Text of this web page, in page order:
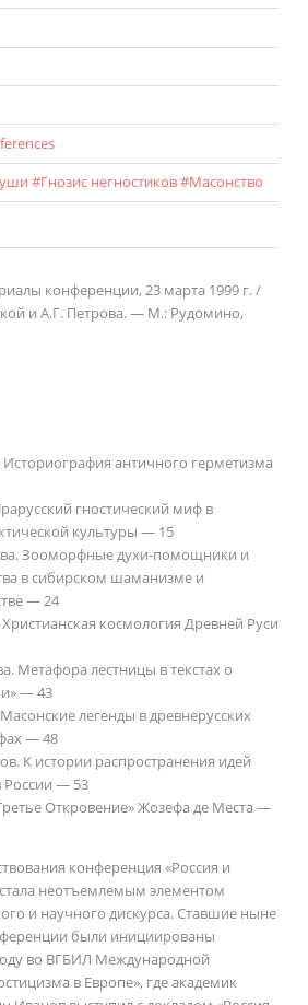
#Гнозис негностиков#Масонство
конференции, 23 марта 1999 г. /
и А.Г. Петрова. — М.: Рудомино,
античного герметизма
гностический миф в
культуры — 15
Зооморфные духи-помощники и
в сибирском шаманизме и
— 24
космология Древней Руси
Метафора лестницы в текстах о
— 43
легенды в древнерусских
— 48
К истории распространения идей
России — 53
Откровение» Жозефа де Места —
конференция «Россия и
неотъемлемым элементом
и научного дискурса. Ставшие ныне
были инициированы
во ВГБИЛ Международной
в Европе», где академик